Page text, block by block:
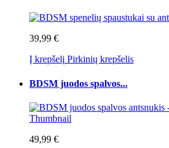
39,99 €
Į krepšelį Pirkinių krepšelis
BDSM juodos spalvos...
49,99 €